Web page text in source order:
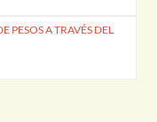
PESOS A TRAVÉS DEL